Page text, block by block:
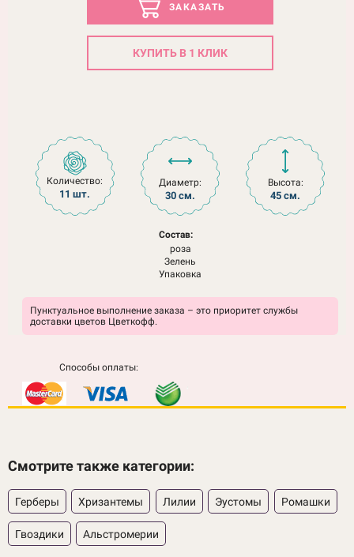
ЗАКАЗАТЬ
КУПИТЬ В 1 КЛИК
Количество:
11 шт.
Диаметр:
30 см.
Высота:
45 см.
Состав:
роза
Зелень
Упаковка
Пунктуальное выполнение заказа – это приоритет службы
доставки цветов Цветкофф.
Способы оплаты:
Смотрите также категории:
Герберы Хризантемы Лилии Эустомы Ромашки
Гвоздики Альстромерии